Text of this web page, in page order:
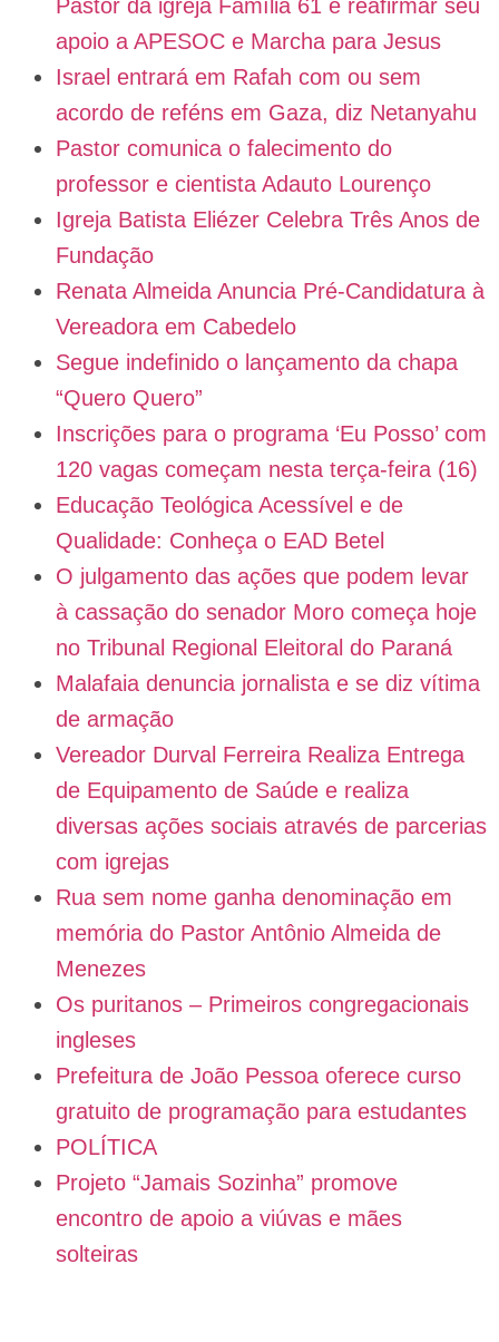
Pastor da igreja Família 61 e reafirmar seu
apoio a APESOC e Marcha para Jesus
Israel entrará em Rafah com ou sem
acordo de reféns em Gaza, diz Netanyahu
Pastor comunica o falecimento do
professor e cientista Adauto Lourenço
Igreja Batista Eliézer Celebra Três Anos de
Fundação
Renata Almeida Anuncia Pré-Candidatura à
Vereadora em Cabedelo
Segue indefinido o lançamento da chapa
“Quero Quero”
Inscrições para o programa ‘Eu Posso’ com
120 vagas começam nesta terça-feira (16)
Educação Teológica Acessível e de
Qualidade: Conheça o EAD Betel
O julgamento das ações que podem levar
à cassação do senador Moro começa hoje
no Tribunal Regional Eleitoral do Paraná
Malafaia denuncia jornalista e se diz vítima
de armação
Vereador Durval Ferreira Realiza Entrega
de Equipamento de Saúde e realiza
diversas ações sociais através de parcerias
com igrejas
Rua sem nome ganha denominação em
memória do Pastor Antônio Almeida de
Menezes
Os puritanos – Primeiros congregacionais
ingleses
Prefeitura de João Pessoa oferece curso
gratuito de programação para estudantes
POLÍTICA
Projeto “Jamais Sozinha” promove
encontro de apoio a viúvas e mães
solteiras